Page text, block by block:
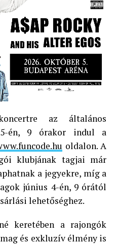
az általános
5-én, 9 órakor indul a
oldalon. A
klubjának tagjai már
a jegyekre, míg a
június 4-én, 9 órától
lehetőséghez.
keretében a rajongók
és exkluzív élmény is